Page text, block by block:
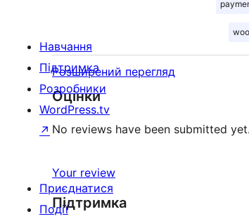
Розширений перегляд
Оцінки
No reviews have been submitted yet.
Your review
Підтримка
Навчання
Підтримка
Розробники
WordPress.tv
↗
Приєднатися
Події